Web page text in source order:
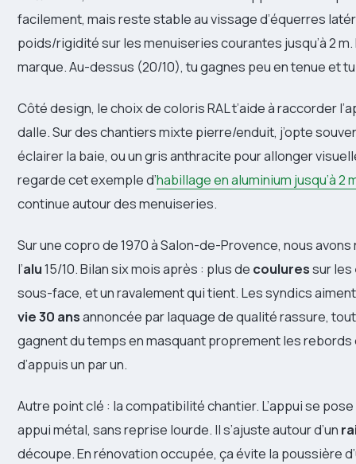
facilement, mais reste stable au vissage d’équerres
poids/rigidité sur les menuiseries courantes jusqu’à 2
marque. Au-dessus (20/10), tu gagnes peu en tenue et
Côté design, le choix de coloris RAL t’aide à raccorder
dalle. Sur des chantiers mixte pierre/enduit, j’opte
éclairer la baie, ou un gris anthracite pour allonger
regarde cet exemple d’habillage en aluminium jusqu’à 2
continue autour des menuiseries.
Sur une copro de 1970 à Salon-de-Provence, nous
l’alu15/10. Bilan six mois après : plus de couluressur les
sous-face, et un ravalement qui tient. Les syndics
vie 30 ansannoncée par laquage de qualité rassure,
gagnent du temps en masquant proprement les
d’appuis un par un.
Autre point clé : la compatibilité chantier. L’appui se pose
appui métal, sans reprise lourde. Il s’ajuste autour d’un
découpe. En rénovation occupée, ça évite la poussière